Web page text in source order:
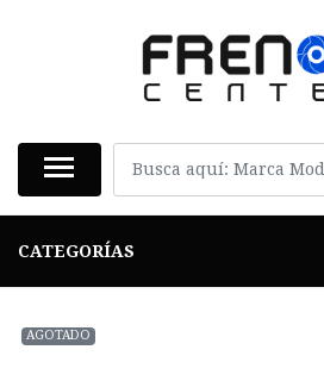
CATEGORÍAS
AGOTADO